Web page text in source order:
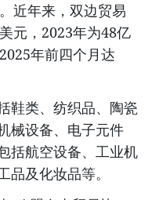
近年来，双边贸易
元，2023年为48亿
年前四个月达
鞋类、纺织品、陶瓷
械设备、电子元件
括航空设备、工业机
及化妆品等。